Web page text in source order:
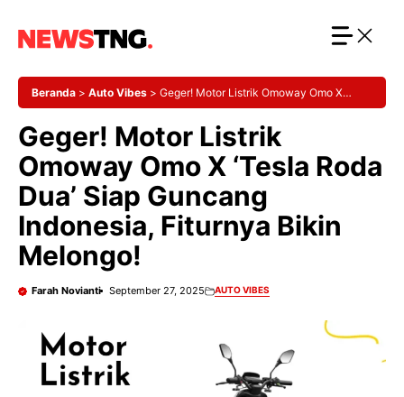
Beranda > Auto Vibes > Geger! Motor Listrik Omoway Omo X
Geger! Motor Listrik
Omoway Omo X ‘Tesla Roda
Dua’ Siap Guncang
Indonesia, Fiturnya Bikin
Melongo!
Farah Novianti September 27, 2025 AUTO VIBES